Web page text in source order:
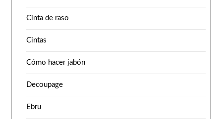
Cinta de raso
Cintas
Cómo hacer jabón
Decoupage
Ebru